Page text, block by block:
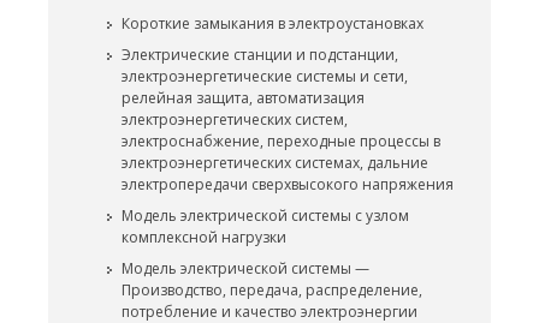
Короткие замыкания в электроустановках
Электрические станции и подстанции,
электроэнергетические системы и сети,
релейная защита, автоматизация
электроэнергетических систем,
электроснабжение, переходные процессы в
электроэнергетических системах, дальние
электропередачи сверхвысокого напряжения
Модель электрической системы с узлом
комплексной нагрузки
Модель электрической системы —
Производство, передача, распределение,
потребление и качество электроэнергии